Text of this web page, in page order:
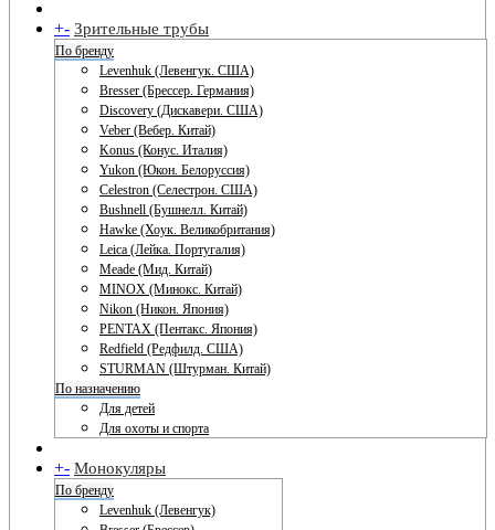
+- Зрительные трубы
По бренду
Levenhuk (Левенгук. США)
Bresser (Брессер. Германия)
Discovery (Дискавери. США)
Veber (Вебер. Китай)
Konus (Конус. Италия)
Yukon (Юкон. Белоруссия)
Celestron (Селестрон. США)
Bushnell (Бушнелл. Китай)
Hawke (Хоук. Великобритания)
Leica (Лейка. Португалия)
Meade (Мид. Китай)
MINOX (Минокс. Китай)
Nikon (Никон. Япония)
PENTAX (Пентакс. Япония)
Redfield (Редфилд. США)
STURMAN (Штурман. Китай)
По назначению
Для детей
Для охоты и спорта
+- Монокуляры
По бренду
Levenhuk (Левенгук)